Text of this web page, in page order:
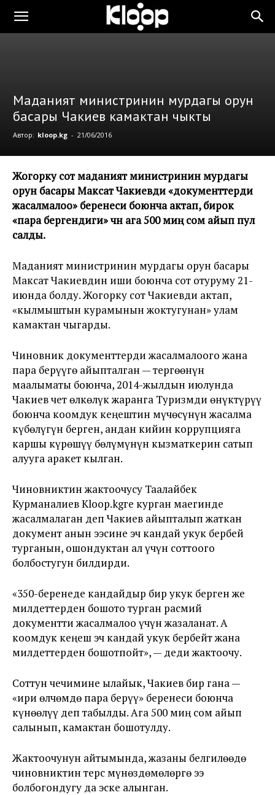
Маданият министринин мурдагы орун
басары Чакиев камактан чыкты
Автор: kloop.kg - 21/06/2016
Жогорку сот маданият министринин мурдагы
орун басары Максат Чакиевди «документтерди
жасалмалоо» беренеси боюнча актап, бирок
«пара бергендиги» үчүн ага 500 миң сом айып пул
салды.
Маданият министринин мурдагы орун басары
Максат Чакиевдин иши боюнча сот отуруму 21-
июнда болду. Жогорку сот Чакиевди актап,
«кылмыштын курамынын жоктугунан» улам
камактан чыгарды.
Чиновник документтерди жасалмалоого жана
пара берүүгө айыпталган — тергөөнүн
маалыматы боюнча, 2014-жылдын июлунда
Чакиев чет өлкөлүк жаранга Туризмди өнүктүрүү
боюнча коомдук кеңештин мүчөсүнүн жасалма
күбөлүгүн берген, андан кийин коррупцияга
каршы күрөшүү бөлүмүнүн кызматкерин сатып
алууга аракет кылган.
Чиновниктин жактоочусу Таалайбек
Курманалиев Kloop.kgге курган маегинде
жасалмалаган деп Чакиев айыпталып жаткан
документ анын ээсине эч кандай укук бербей
турганын, ошондуктан ал үчүн соттоого
болбостугун билдирди.
«350-беренеде кандайдыр бир укук берген же
милдеттерден бошото турган расмий
документти жасалмалоо үчүн жазаланат. А
коомдук кеңеш эч кандай укук бербейт жана
милдеттерден бошотпойт», — деди жактоочу.
Соттун чечимине ылайык, Чакиев бир гана —
«ири өлчөмдө пара берүү» беренеси боюнча
күнөөлүү деп табылды. Ага 500 миң сом айып
салынып, камактан бошотулду.
Жактоочунун айтымында, жазаны белгилөөдө
чиновниктин терс мүнөздөмөлөргө ээ
болбогондугу да эске алынган.